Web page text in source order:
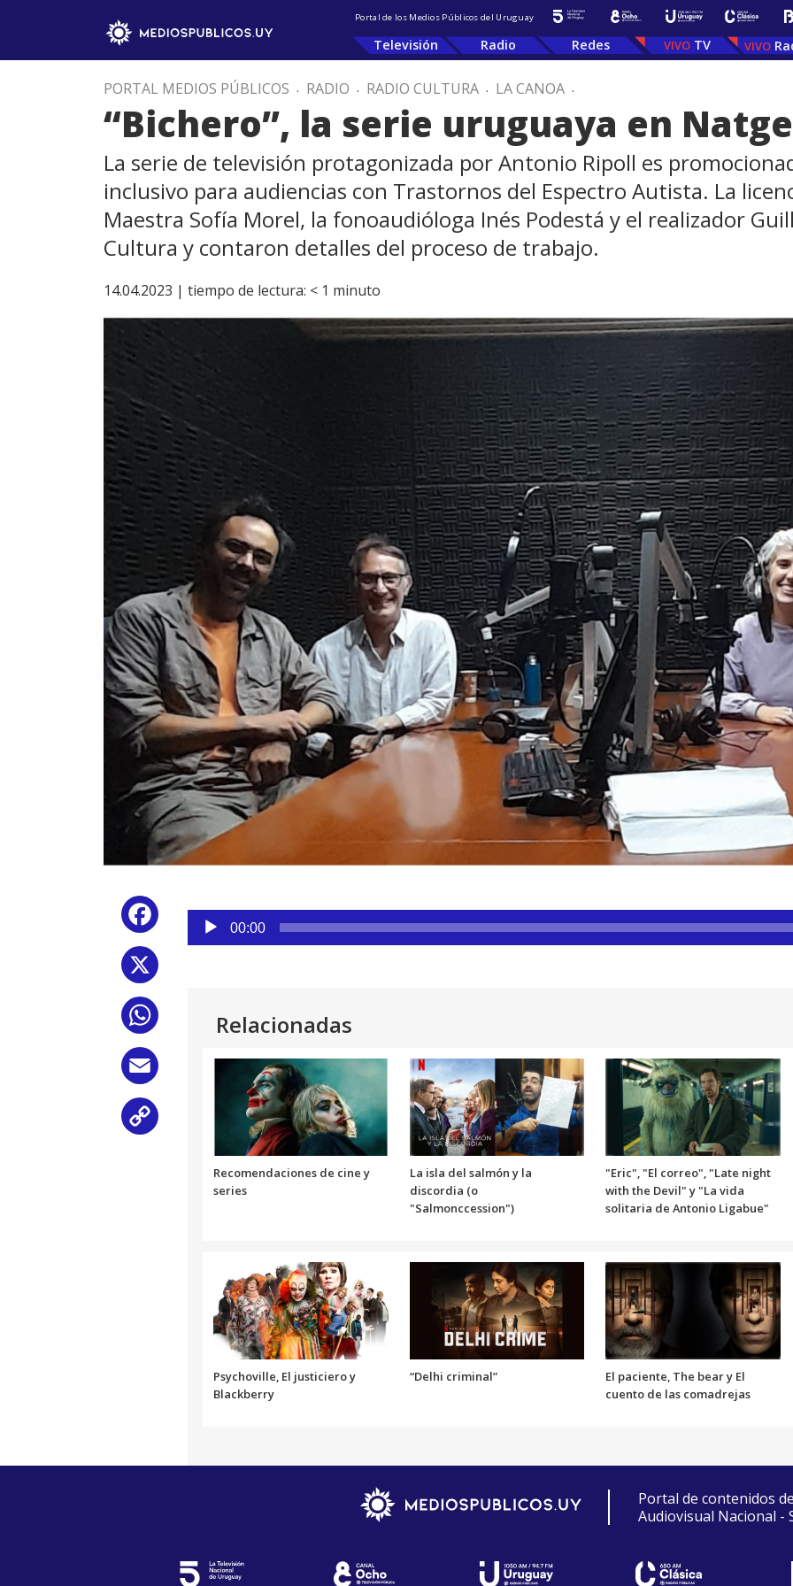
Portal de los Medios Públicos del Uruguay
Televisión Radio Redes TV
PORTAL MEDIOS PÚBLICOS . RADIO . RADIO CULTURA . LA CANOA .
“Bichero”, la serie uruguaya en
La serie de televisión protagonizada por Antonio Ripoll es
inclusivo para audiencias con Trastornos del Espectro Autista. La
Maestra Sofía Morel, la fonoaudióloga Inés Podestá y el realizador
Cultura y contaron detalles del proceso de trabajo.
14.04.2023 | tiempo de lectura: < 1 minuto
Facebook
WhatsApp
Reproductor
audio
00:00
Relacionadas
Recomendaciones de cine y
series
La isla del salmón y la
discordia (o
"Salmonccession")
"Eric", "El correo", "Late night
with the Devil" y "La vida
solitaria de Antonio Ligabue"
Psychoville, El justiciero y
Blackberry
“Delhi criminal”
El paciente, The bear y El
cuento de las comadrejas
Portal de contenidos
Audiovisual Nacional -